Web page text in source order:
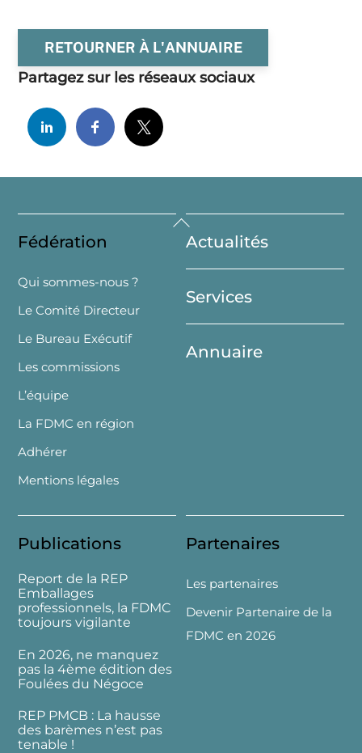
RETOURNER À L'ANNUAIRE
Partagez sur les réseaux sociaux
Back
To
Top
Fédération
Qui sommes-nous ?
Le Comité Directeur
Le Bureau Exécutif
Les commissions
L’équipe
La FDMC en région
Adhérer
Mentions légales
Actualités
Services
Annuaire
Publications
Report de la REP
Emballages
professionnels, la FDMC
toujours vigilante
En 2026, ne manquez
pas la 4ème édition des
Foulées du Négoce
REP PMCB : La hausse
des barèmes n’est pas
tenable !
Partenaires
Les partenaires
Devenir Partenaire de la
FDMC en 2026